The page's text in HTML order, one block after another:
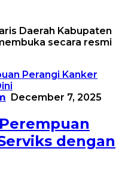
Daerah Kabupaten
secara resmi
December 7, 2025
dengan